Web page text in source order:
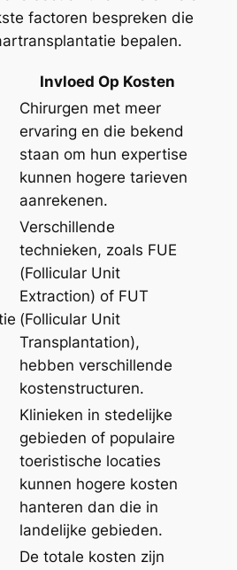
factoren bespreken die
bepalen.
Invloed Op Kosten
Chirurgen met meer
ervaring en die bekend
staan om hun expertise
kunnen hogere tarieven
aanrekenen.
Verschillende
technieken, zoals FUE
(Follicular Unit
Extraction) of FUT
(Follicular Unit
Transplantation),
hebben verschillende
kostenstructuren.
Klinieken in stedelijke
gebieden of populaire
toeristische locaties
kunnen hogere kosten
hanteren dan die in
landelijke gebieden.
De totale kosten zijn